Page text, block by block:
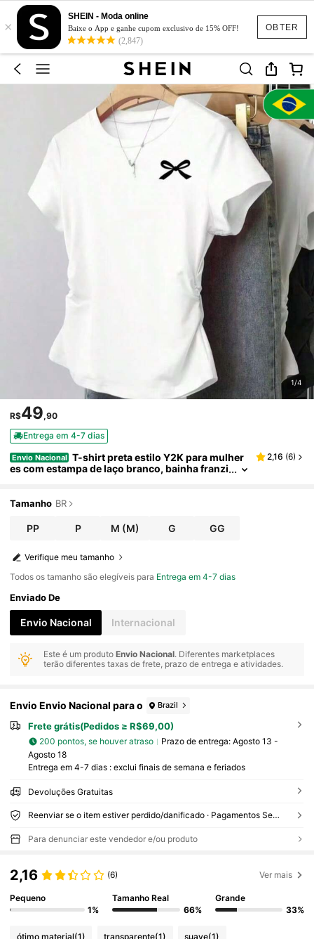
OBTER
×
SHEIN - Moda online
Baixe o App e ganhe cupom exclusivo de 15% OFF!
(2,847)
1/4
R$49,90
Entrega em 4-7 dias
Envio Nacional T-shirt preta estilo Y2K para mulher
es com estampa de laço branco, bainha franzi
a primavera/verão/outono, t-shirt de uso diário |
2,16 (6)
Tamanho BR
PP P M (M) G GG
Verifique meu tamanho
Todos os tamanho são elegíveis para Entrega em 4-7 dias
Enviado De
Envio Nacional Internacional
Este é um produtoEnvio Nacional. Diferentes marketplaces
terão diferentes taxas de frete, prazo de entrega e atividades.
Envio Envio Nacional para o Brazil
Frete grátis(Pedidos ≥ R$69,00)
200 pontos, se houver atraso Prazo de entrega: Agosto 13 -
Agosto 18
Entrega em 4-7 dias : exclui finais de semana e feriados
Devoluções Gratuitas
Reenviar se o item estiver perdido/danificado · Pagamentos Seguros · Proteção de privacidade
Para denunciar este vendedor e/ou produto
2,16 (6) Ver mais
Pequeno
1%
Tamanho Real
66%
Grande
33%
ótimo material(1) transparente(1) suave(1)